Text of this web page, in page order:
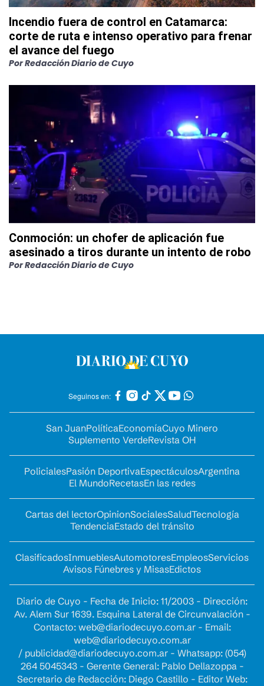
Incendio fuera de control en Catamarca:
corte de ruta e intenso operativo para frenar
el avance del fuego
PorRedacción Diario de Cuyo
Conmoción: un chofer de aplicación fue
asesinado a tiros durante un intento de robo
PorRedacción Diario de Cuyo
Seguinos en:
San JuanPolíticaEconomíaCuyo Minero
Suplemento VerdeRevista OH
PolicialesPasión DeportivaEspectáculosArgentina
El MundoRecetasEn las redes
Cartas del lectorOpinionSocialesSaludTecnología
TendenciaEstado del tránsito
ClasificadosInmueblesAutomotoresEmpleosServicios
Avisos Fúnebres y MisasEdictos
Diario de Cuyo - Fecha de Inicio: 11/2003 - Dirección:
Av. Alem Sur 1639. Esquina Lateral de Circunvalación -
Contacto: web@diariodecuyo.com.ar- Email:
web@diariodecuyo.com.ar
/ publicidad@diariodecuyo.com.ar- Whatsapp: (054)
264 5045343 - Gerente General: Pablo Dellazoppa -
Secretario de Redacción: Diego Castillo - Editor Web: